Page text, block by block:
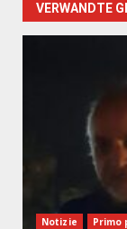
VERWANDTE
Notizie Primo